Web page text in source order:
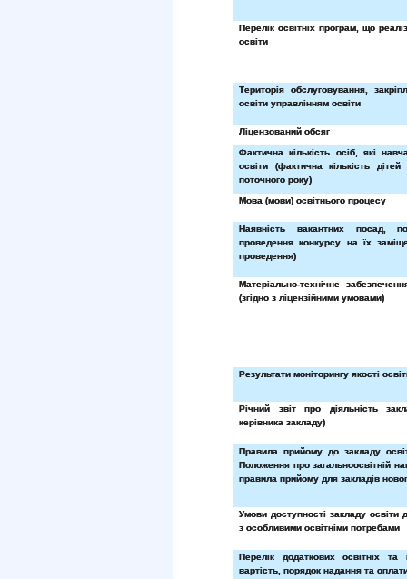
Перелік освітніх програм, що
освіти
Територія обслуговування,
освіти управлінням освіти
Ліцензований обсяг
Фактична кількість осіб, які
освіти (фактична кількість
поточного року)
Мова (мови) освітнього процесу
Наявність вакантних посад,
проведення конкурсу на їх
проведення)
Матеріально-технічне
(згідно з ліцензійними умовами)
Результати моніторингу якості
Річний звіт про діяльність
керівника закладу)
Правила прийому до закладу
Положення про загальноосвітній
правила прийому для закладів
Умови доступності закладу освіти
з особливими освітніми потребами
Перелік додаткових освітніх та
вартість, порядок надання та